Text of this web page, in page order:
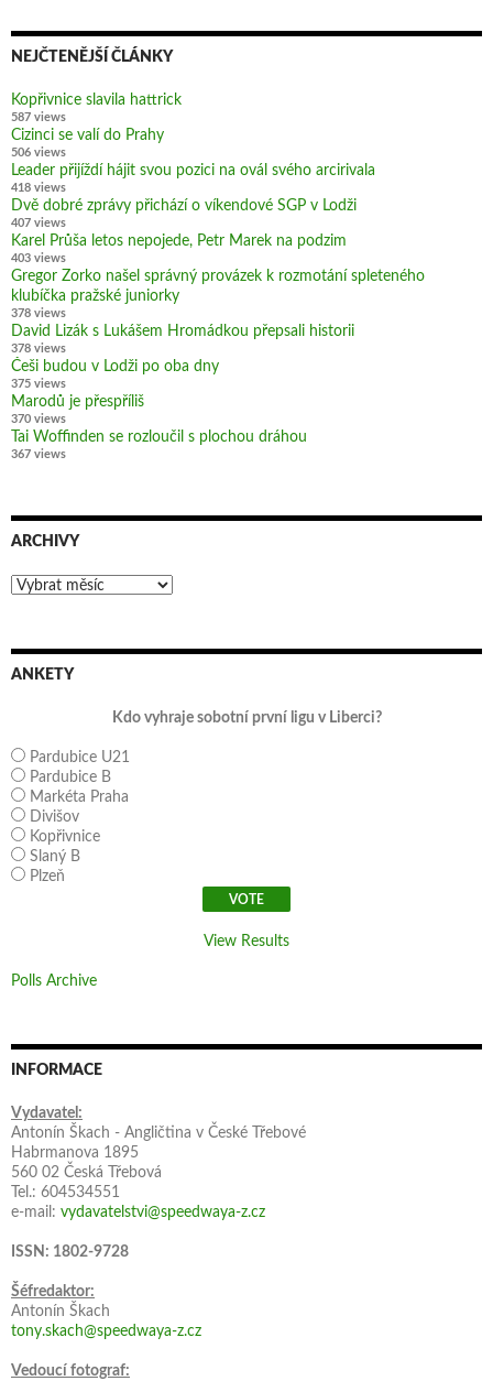
NEJČTENĚJŠÍ ČLÁNKY
Kopřivnice slavila hattrick
587 views
Cizinci se valí do Prahy
506 views
Leader přijíždí hájit svou pozici na ovál svého arcirivala
418 views
Dvě dobré zprávy přichází o víkendové SGP v Lodži
407 views
Karel Průša letos nepojede, Petr Marek na podzim
403 views
Gregor Zorko našel správný provázek k rozmotání spleteného
klubíčka pražské juniorky
378 views
David Lizák s Lukášem Hromádkou přepsali historii
378 views
Češi budou v Lodži po oba dny
375 views
Marodů je přespříliš
370 views
Tai Woffinden se rozloučil s plochou dráhou
367 views
ARCHIVY
Archivy
ANKETY
Kdo vyhraje sobotní první ligu v Liberci?
Pardubice U21
Pardubice B
Markéta Praha
Divišov
Kopřivnice
Slaný B
Plzeň
View Results
Polls Archive
INFORMACE
Vydavatel:
Antonín Škach - Angličtina v České Třebové
Habrmanova 1895
560 02 Česká Třebová
Tel.: 604534551
e-mail: vydavatelstvi@speedwaya-z.cz
ISSN: 1802-9728
Šéfredaktor:
Antonín Škach
tony.skach@speedwaya-z.cz
Vedoucí fotograf: